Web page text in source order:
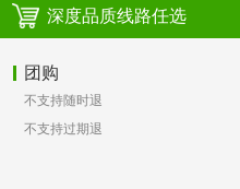
深度品质线路任选
团购
不支持随时退
不支持过期退